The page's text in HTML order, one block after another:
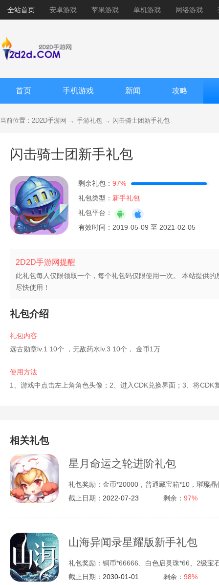
全站首页 安卓游戏 苹果游戏 单机游戏 网络游戏
首页 手机游戏 新闻 攻略
当前位置： 2D2D手游网 → 手游礼包 → 闪击骑士团新手礼包
闪击骑士团新手礼包
剩余礼包： 97%
礼包类型： 新手礼包
礼包平台：
有效时间： 2019-05-09 至 2021-02-05
2D2D手游网提醒
此礼包每人仅限领取一个，每个礼包码仅限使用一次。 本站提供
尽快使用！
礼包介绍
礼包内容
远古勋章lv.1 10个 ，无敌药水lv.3 10个， 金币1万
使用方法
1、游戏中点击左上角角色头像；2、进入CDK兑换界面；3、将CDK
相关礼包
星月命运之轮进阶礼包
礼包奖励：金币*20000，普通藏宝箱*10，璀璨晶
截止日期： 2022-07-23 剩余： 97%
山海异闻录星耀版新手礼包
礼包奖励：铜币*66666、白色启灵珠*66、2级宝
截止日期： 2030-01-01 剩余： 98%